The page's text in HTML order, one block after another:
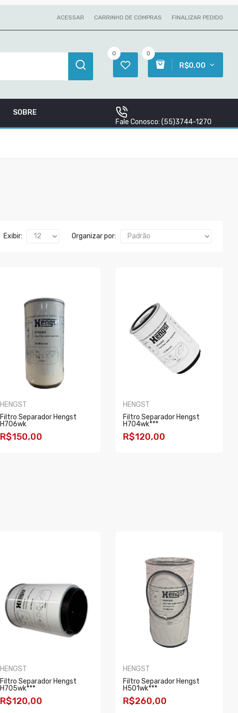
ACESSAR CARRINHO DE COMPRAS FINALIZAR PEDIDO
0
R$0,00
0
SOBRE
Fale Conosco: (55)3744-1270
Organizar por:
Exibir:
HENGST
Filtro Separador Hengst
H706wk
R$150,00
HENGST
Filtro Separador Hengst
H704wk***
R$120,00
HENGST
Filtro Separador Hengst
H705wk***
R$120,00
HENGST
Filtro Separador Hengst
H501wk***
R$260,00